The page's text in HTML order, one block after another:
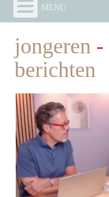
menu
jongeren -
berichten